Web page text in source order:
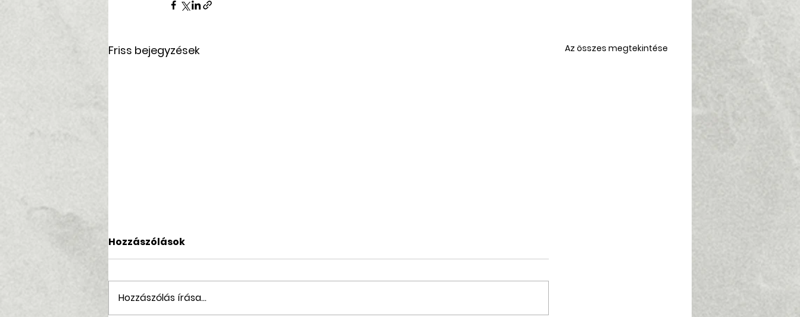
Friss bejegyzések Az összes megtekintése
Hozzászólások
Hozzászólás írása...